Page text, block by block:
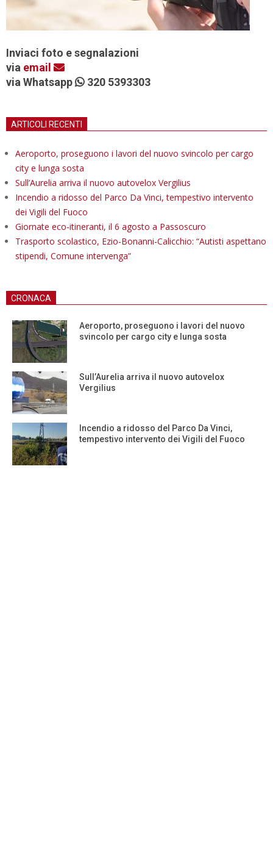
Inviaci foto e segnalazioni
via email
via Whatsapp
320 5393303
ARTICOLI RECENTI
Aeroporto, proseguono i lavori del nuovo svincolo per cargo
city e lunga sosta
Sull’Aurelia arriva il nuovo autovelox Vergilius
Incendio a ridosso del Parco Da Vinci, tempestivo intervento
dei Vigili del Fuoco
Giornate eco-itineranti, il 6 agosto a Passoscuro
Trasporto scolastico, Ezio-Bonanni-Calicchio: “Autisti aspettano
stipendi, Comune intervenga”
CRONACA
Aeroporto, proseguono i lavori del nuovo
svincolo per cargo city e lunga sosta
Sull’Aurelia arriva il nuovo autovelox
Vergilius
Incendio a ridosso del Parco Da Vinci,
tempestivo intervento dei Vigili del Fuoco